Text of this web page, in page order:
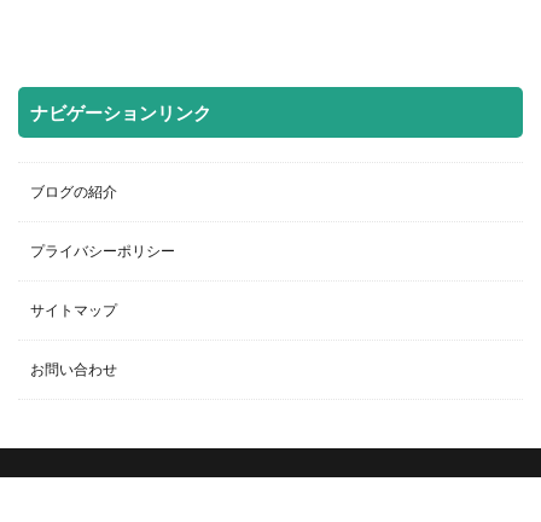
ナビゲーションリンク
ブログの紹介
プライバシーポリシー
サイトマップ
お問い合わせ